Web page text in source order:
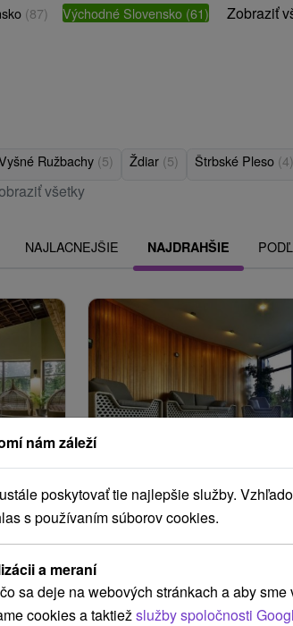
(87) Východné Slovensko (61) Zobraziť
Ružbachy (5) Ždiar (5) Štrbské Pleso (4)
všetky
NAJLACNEJŠIE NAJDRAHŠIE
/noc/osoba
Hotel International ★
Veľká Lomnica
nám záleží
poskytovať tie najlepšie služby.
s používaním súborov cookies.
a meraní
sa deje na webových stránkach a aby
cookies a taktiež služby spoločnosti